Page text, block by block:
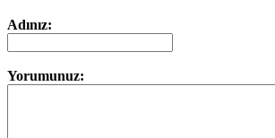
Adınız:
Yorumunuz: